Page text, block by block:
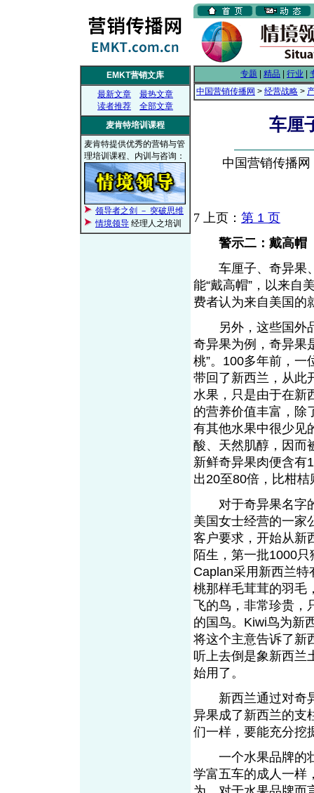
EMKT营销文库
最新文章
最热文章
读者推荐
全部文章
麦肯特培训课程
麦肯特提供优秀的营销与管
理培训课程、内训与咨询：
领导者之剑 － 突破思维
情境领导 经理人之培训
专题 精品 行业
中国营销传播网 > 经营战略 >
车厘
中国营销传播
7 上页： 第 1 页
警示二：戴高帽
车厘子、奇异果、
能“戴高帽”，以来自
费者认为来自美国的
另外，这些国外品
奇异果为例，奇异果
桃”。100多年前，一
带回了新西兰，从此
水果，只是由于在新
的营养价值丰富，除
有其他水果中很少
酸、天然肌醇，因而
新鲜奇异果肉便含有
出20至80倍，比柑
对于奇异果名字的
美国女士经营的一家
客户要求，开始从新
陌生，第一批1000
Caplan采用新西兰
桃那样毛茸茸的羽毛
飞的鸟，非常珍贵
的国鸟。Kiwi鸟为新
将这个主意告诉了新
听上去倒是象新西兰
始用了。
新西兰通过对奇异
异果成了新西兰的支
们一样，要能充分挖
一个水果品牌的壮
学富五车的成人一样